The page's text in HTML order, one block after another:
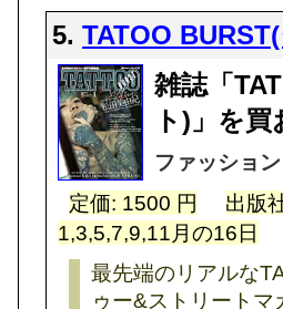
5. TATOO
雑誌「
ト)」を買
ファッショ
定価: 1500 円
出版
1,3,5,7,9,11月の16日
最先端のリアルな
ゥー&ストリート